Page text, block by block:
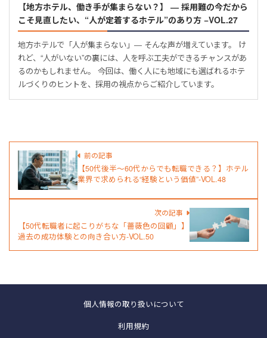
【地方ホテル、働き手が集まらない？】 ― 採用難の今だから
こそ見直したい、“人が定着するホテル”のあり方 −VOL.27
地方ホテルで「人が集まらない」― そんな声が増えています。 け
れど、“人がいない”の裏には、人を呼ぶ工夫ができるチャンスがあ
るのかもしれません。 今回は、働く人にも地域にも選ばれるホテ
ルづくりのヒントを、採用の視点からご紹介しています。
前の記事
【50代後半～60代からでも転職できる？】ホテル
業界で求められる“経験という価値”-VOL.48
次の記事
【50代転職者に起こりがちな「薔薇色の回顧」】
過去の成功体験との向き合い方-VOL.50
個人情報の取り扱いについて
利用規約